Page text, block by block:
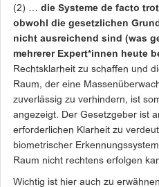
(2) … die Systeme de facto
obwohl die gesetzlichen
nicht ausreichend sind (was
mehrerer Expert*innen heute
Rechtsklarheit zu schaffen und
Raum, der eine
zuverlässig zu verhindern, ist
angezeigt. Der Gesetzgeber ist
erforderlichen Klarheit zu
biometrischer
Raum nicht rechtens erfolgen
Wichtig ist hier auch zu